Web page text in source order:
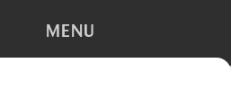
MENU